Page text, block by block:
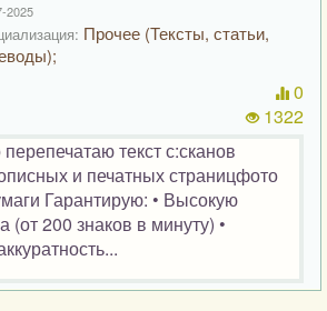
2025
Прочее (Тексты, статьи,
0
1322
текст с:сканов
и печатных страницфото
Гарантирую: • Высокую
(от 200 знаков в минуту) •